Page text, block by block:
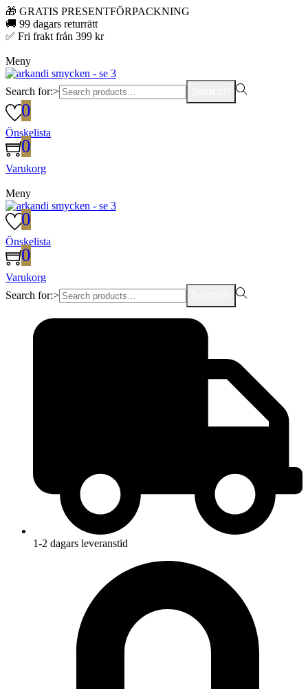
🎁 GRATIS PRESENTFÖRPACKNING
🚚 99 dagars returrätt
✅ Fri frakt från 399 kr
Meny
Search for:>
0
Önskelista
0
Varukorg
Meny
0
Önskelista
0
Varukorg
Search for:>
1-2 dagars leveranstid